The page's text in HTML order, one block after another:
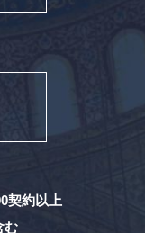
契約以上
む